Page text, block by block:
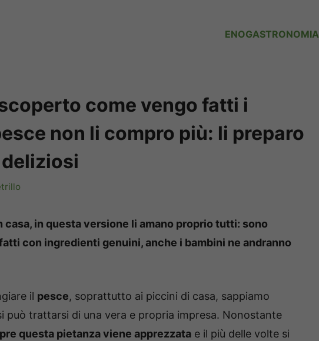
ENOGASTRONOMIA
come vengo fatti i
non li compro più: li preparo
in questa versione li amano proprio tutti: sono
con ingredienti genuini, anche i bambini ne andranno
il pesce, soprattutto ai piccini di casa, sappiamo
può trattarsi di una vera e propria impresa. Nonostante
questa pietanza viene apprezzata e il più delle volte si